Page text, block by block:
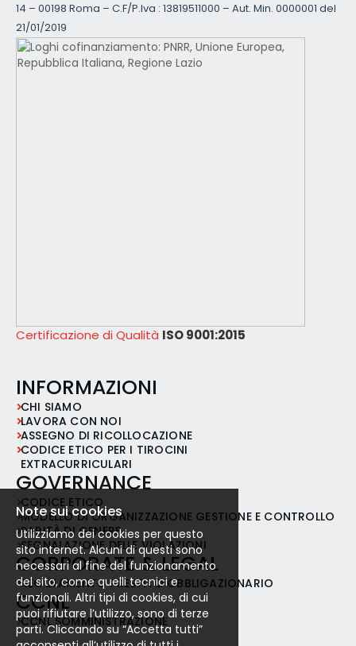
14 – 00198 Roma – C.F/P.Iva : 13819511000 – Aut. Min. 0000001 del
21/01/2019
Certificazione di Qualità ISO 9001:2015
INFORMAZIONI
CHI SIAMO
LAVORA CON NOI
ASSEGNO DI RICOLLOCAZIONE
CODICE ETICO PER I TIROCINI
EXTRACURRICULARI
GOVERNANCE
CODICE ETICO
MODELLO DI ORGANIZZAZIONE GESTIONE E CONTROLLO
PARITÀ DI GENERE
SEGNALAZIONE DELLE VIOLAZIONI
CORPORATE & LEGAL
REGOLAMENTO PRESTITO OBBLIGAZIONARIO
CCNL
CCNL SOMMINISTRAZIONE
Note sui cookies
Utilizziamo dei cookies per questo
sito internet. Alcuni di questi sono
necessari al fine del funzionamento
del sito, come quelli tecnici e
funzionali. Altri tipi di cookies, di cui
puoi rifiutare l’utilizzo, sono di terze
parti. Cliccando su “Accetta tutti”